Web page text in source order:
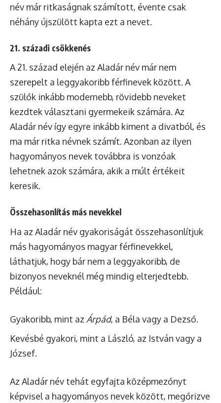
név már ritkaságnak számított, évente csak
néhány újszülött kapta ezt a nevet.
21. századi csökkenés
A 21. század elején az Aladár név már nem
szerepelt a leggyakoribb férfinevek között. A
szülők inkább modernebb, rövidebb neveket
kezdtek választani gyermekeik számára. Az
Aladár név így egyre inkább kiment a divatból, és
ma már ritka névnek számít. Azonban az ilyen
hagyományos nevek továbbra is vonzóak
lehetnek azok számára, akik a múlt értékeit
keresik.
Összehasonlítás más nevekkel
Ha az Aladár név gyakoriságát összehasonlítjuk
más hagyományos magyar férfinevekkel,
láthatjuk, hogy bár nem a leggyakoribb, de
bizonyos neveknél még mindig elterjedtebb.
Például:
Gyakoribb, mint az Árpád, a Béla vagy a Dezső.
Kevésbé gyakori, mint a László, az István vagy a
József.
Az Aladár név tehát egyfajta középmezőnyt
képvisel a hagyományos nevek között, megőrizve